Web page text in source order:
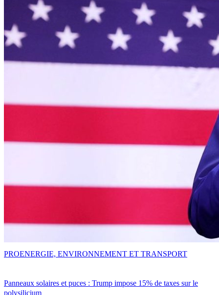
Panneaux solaires et puces : Trump impose 15% de taxes sur le
polysilicium
PROENERGIE, ENVIRONNEMENT ET TRANSPORT